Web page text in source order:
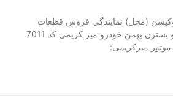
(محل) نمایندگی فروش قطعات
خودروهای مزدا، هاوال و بسترن بهمن خودرو میر کریمی کد 7011
موتور میرکریمی: